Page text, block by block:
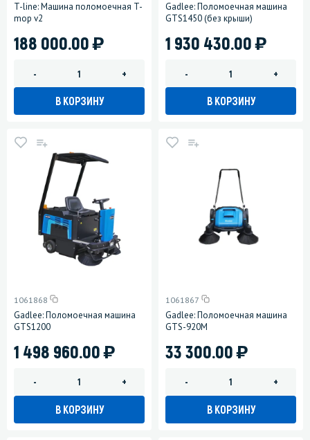
T-line: Машина поломоечная T-
mop v2
188 000.00)
- +
В КОРЗИНУ
Gadlee: Поломоечная машина
GTS1450 (без крыши)
1 930 430.00)
- +
В КОРЗИНУ
1061868
Gadlee: Поломоечная машина
GTS1200
1 498 960.00)
- +
В КОРЗИНУ
1061867
Gadlee: Поломоечная машина
GTS-920M
33 300.00)
- +
В КОРЗИНУ